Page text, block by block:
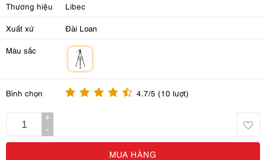
Thương hiệu Libec
Xuất xứ Đài Loan
Màu sắc
Bình chọn 4.7/5 (10 lượt)
+
-
MUA HÀNG